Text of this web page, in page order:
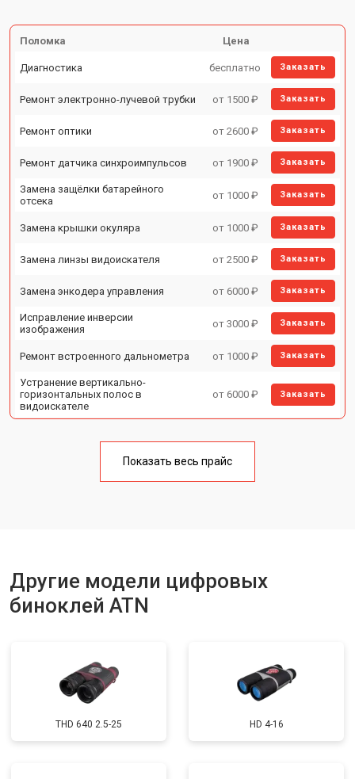
Поломка Цена
Диагностика бесплатно Заказать
Ремонт электронно-лучевой трубки от 1500 ₽ Заказать
Ремонт оптики от 2600 ₽ Заказать
Ремонт датчика синхроимпульсов от 1900 ₽ Заказать
Замена защёлки батарейного
отсека
от 1000 ₽ Заказать
Замена крышки окуляра от 1000 ₽ Заказать
Замена линзы видоискателя от 2500 ₽ Заказать
Замена энкодера управления от 6000 ₽ Заказать
Исправление инверсии
изображения
от 3000 ₽ Заказать
Ремонт встроенного дальнометра от 1000 ₽ Заказать
Устранение вертикально-
горизонтальных полос в
видоискателе
от 6000 ₽ Заказать
от 2000 ₽
Замена матрицы
Замена USB порта от 800 ₽ Заказать
Замена процессора от 1200 ₽ Заказать
Показать весь прайс
Другие модели цифровых
биноклей ATN
THD 640 2.5-25 HD 4-16